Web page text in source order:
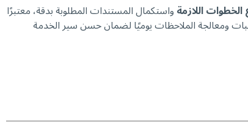
الخطوات اللازمةواستكمال المستندات المطلوبة بدقة، معتبرًا
ومعالجة الملاحظات يوميًا لضمان حسن سير الخدمة